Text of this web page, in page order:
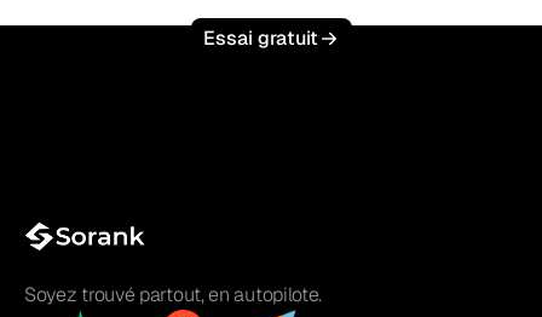
Essai gratuit
Soyez trouvé partout, en autopilote.